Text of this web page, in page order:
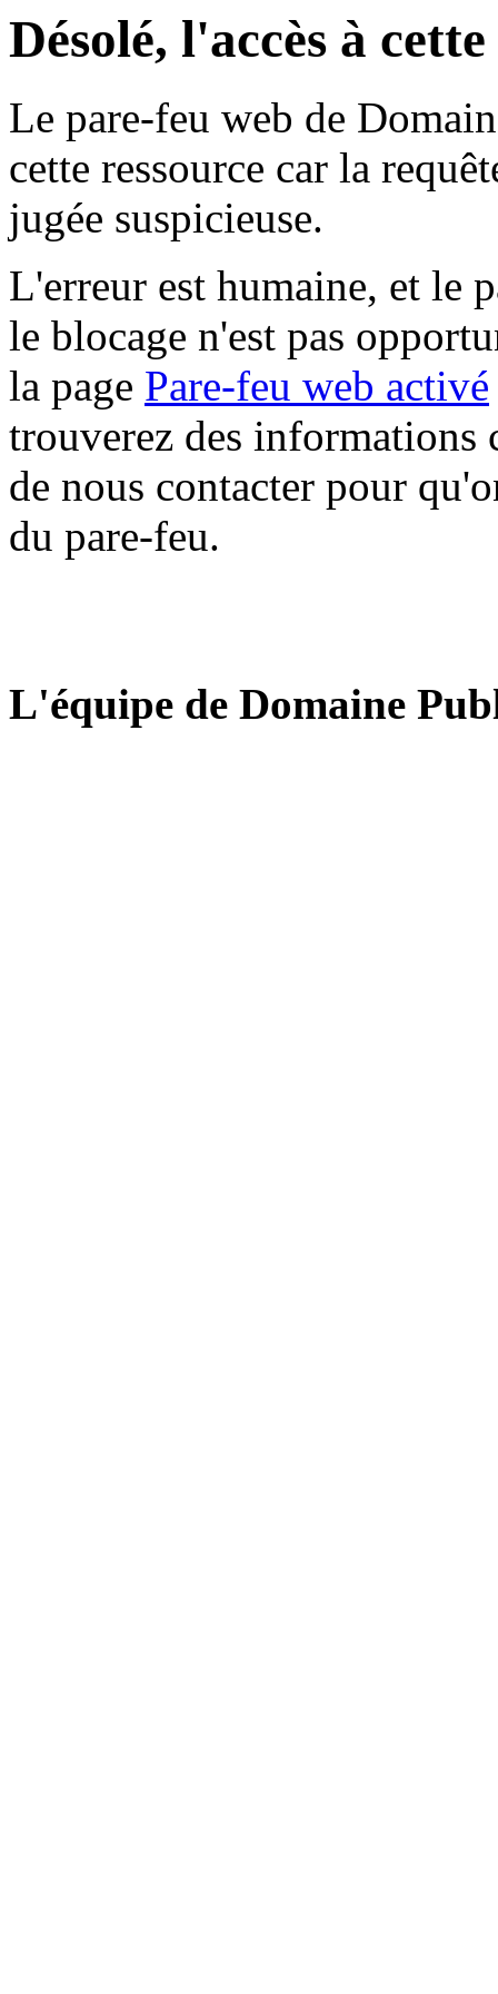
Désolé, l'accès à
Le pare-feu web de
cette ressource car la
jugée suspicieuse.
L'erreur est humaine, et le
le blocage n'est pas
la page Pare-feu web activé
trouverez des informations
de nous contacter pour
du pare-feu.
L'équipe de Domaine